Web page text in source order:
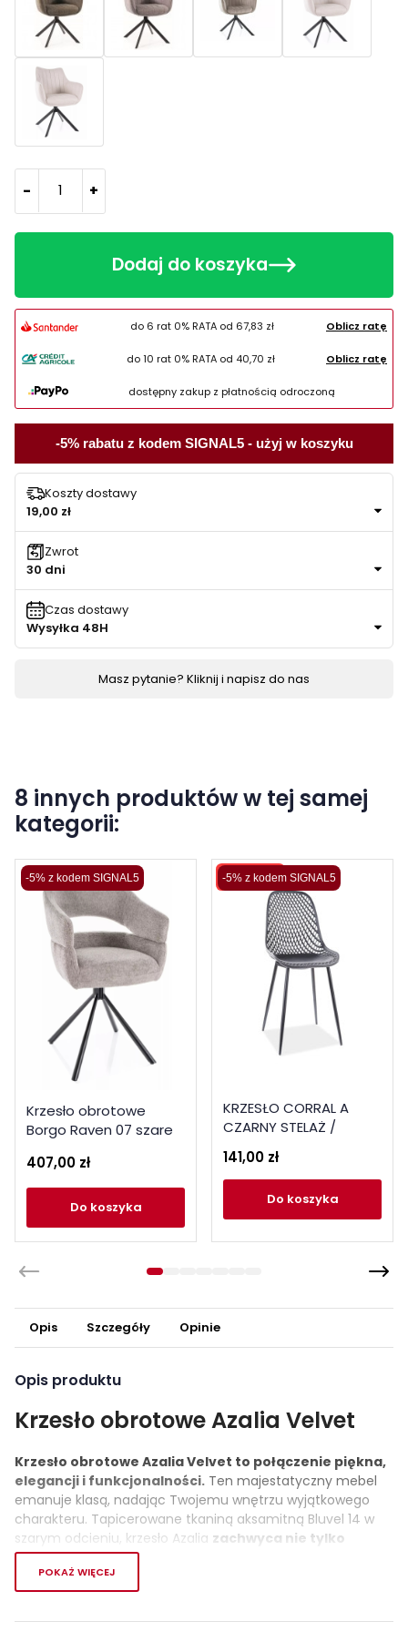
- +
Dodaj do koszyka
do 6 rat 0% RATA od 67,83 zł Oblicz ratę
do 10 rat 0% RATA od 40,70 zł Oblicz ratę
dostępny zakup z płatnością odroczoną
-5% rabatu z kodem SIGNAL5 - użyj w koszyku
Koszty dostawy
19,00 zł
Zwrot
30 dni
Czas dostawy
Wysyłka 48H
Masz pytanie? Kliknij i napisz do nas
8 innych produktów w tej samej
kategorii:
-5% z kodem SIGNAL5
Krzesło obrotowe
Borgo Raven 07 szare
407,00 zł
do koszyka
-5% z kodem SIGNAL5
Wysyłka 48H
KRZESŁO CORRAL A
CZARNY STELAŻ /
141,00 zł
do koszyka
Opis Szczegóły Opinie
Opis produktu
Krzesło obrotowe Azalia Velvet
Krzesło obrotowe Azalia Velvet to połączenie piękna,
elegancji i funkcjonalności. Ten majestatyczny mebel
emanuje klasą, nadając Twojemu wnętrzu wyjątkowego
charakteru. Tapicerowane tkaniną aksamitną Bluvel 14 w
szarym odcieniu, krzesło Azalia zachwyca nie tylko
wyglądem, ale także komfortem.
Znaczne wymiary - 61 cm szerokości, 86 cm wysokości i 44
POKAŻ WIĘCEJ